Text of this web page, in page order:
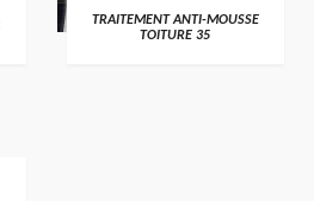
TRAITEMENT ANTI-MOUSSE
TOITURE 35